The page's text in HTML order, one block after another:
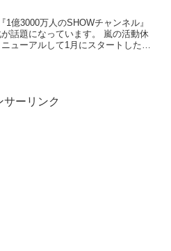
億3000万人のSHOWチャンネル』
話題になっています。 嵐の活動休
ューアルして1月にスタートした同
サーリンク